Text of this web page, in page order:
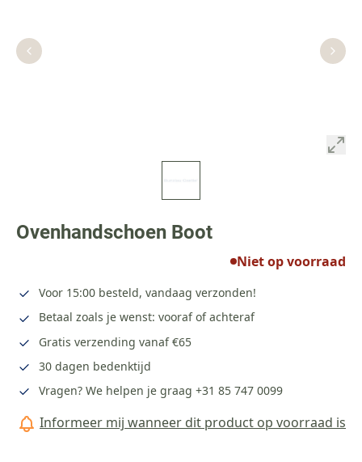
Ovenhandschoen Boot
Niet op voorraad
Voor 15:00 besteld, vandaag verzonden!
Betaal zoals je wenst: vooraf of achteraf
Gratis verzending vanaf €65
30 dagen bedenktijd
Vragen? We helpen je graag +31 85 747 0099
Informeer mij wanneer dit product op voorraad is